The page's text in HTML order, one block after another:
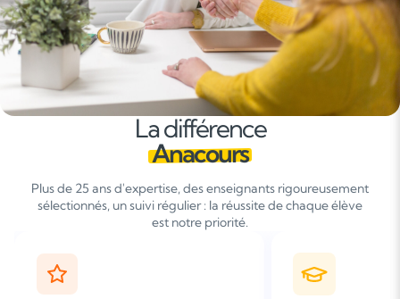
La différence
Anacours
Plus de 25 ans d'expertise, des enseignants rigoureusement
sélectionnés, un suivi régulier : la réussite de chaque élève
est notre priorité.